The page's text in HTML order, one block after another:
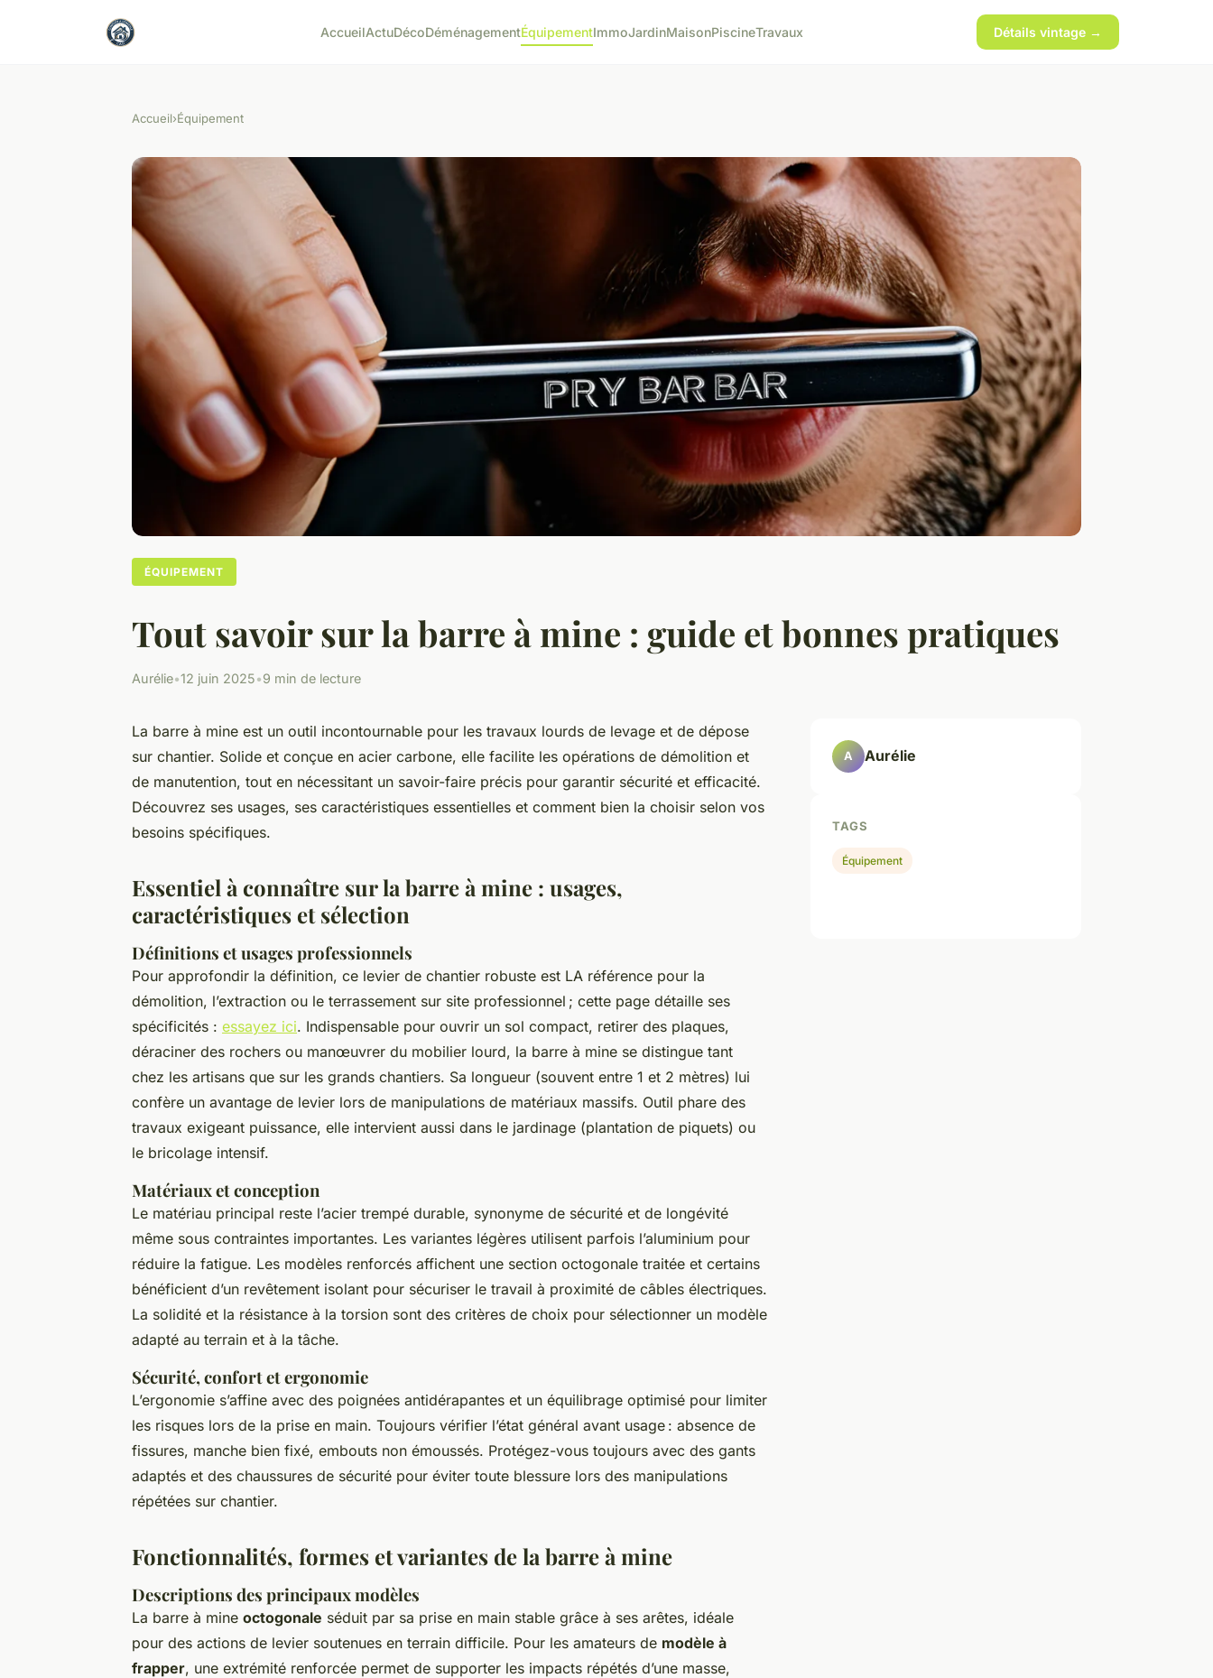
AccueilActuDécoDéménagementÉquipementImmoJardinMaisonPiscineTravaux Détails vintage →
Accueil›Équipement
ÉQUIPEMENT
Tout savoir sur la barre à mine : guide et bonnes pratiques
Aurélie•12 juin 2025•9 min de lecture
La barre à mine est un outil incontournable pour les travaux lourds de levage et de dépose
sur chantier. Solide et conçue en acier carbone, elle facilite les opérations de démolition et
de manutention, tout en nécessitant un savoir-faire précis pour garantir sécurité et efficacité.
Découvrez ses usages, ses caractéristiques essentielles et comment bien la choisir selon vos
besoins spécifiques.
Essentiel à connaître sur la barre à mine : usages,
caractéristiques et sélection
Définitions et usages professionnels
Pour approfondir la définition, ce levier de chantier robuste est LA référence pour la
démolition, l’extraction ou le terrassement sur site professionnel ; cette page détaille ses
spécificités : essayez ici. Indispensable pour ouvrir un sol compact, retirer des plaques,
déraciner des rochers ou manœuvrer du mobilier lourd, la barre à mine se distingue tant
chez les artisans que sur les grands chantiers. Sa longueur (souvent entre 1 et 2 mètres) lui
confère un avantage de levier lors de manipulations de matériaux massifs. Outil phare des
travaux exigeant puissance, elle intervient aussi dans le jardinage (plantation de piquets) ou
le bricolage intensif.
Matériaux et conception
Le matériau principal reste l’acier trempé durable, synonyme de sécurité et de longévité
même sous contraintes importantes. Les variantes légères utilisent parfois l’aluminium pour
réduire la fatigue. Les modèles renforcés affichent une section octogonale traitée et certains
bénéficient d’un revêtement isolant pour sécuriser le travail à proximité de câbles électriques.
La solidité et la résistance à la torsion sont des critères de choix pour sélectionner un modèle
adapté au terrain et à la tâche.
Sécurité, confort et ergonomie
L’ergonomie s’affine avec des poignées antidérapantes et un équilibrage optimisé pour limiter
les risques lors de la prise en main. Toujours vérifier l’état général avant usage : absence de
fissures, manche bien fixé, embouts non émoussés. Protégez-vous toujours avec des gants
adaptés et des chaussures de sécurité pour éviter toute blessure lors des manipulations
répétées sur chantier.
Fonctionnalités, formes et variantes de la barre à mine
Descriptions des principaux modèles
La barre à mine octogonale séduit par sa prise en main stable grâce à ses arêtes, idéale
pour des actions de levier soutenues en terrain difficile. Pour les amateurs de modèle à
frapper, une extrémité renforcée permet de supporter les impacts répétés d’une masse,
A Aurélie
TAGS
Équipement